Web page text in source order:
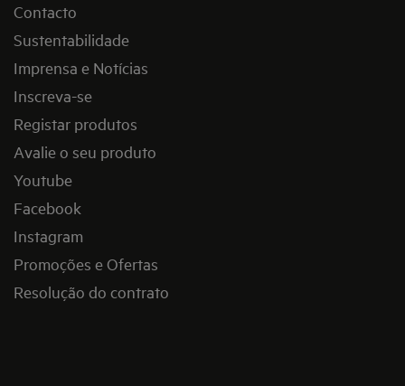
Contacto
Sustentabilidade
Imprensa e Notícias
Inscreva-se
Registar produtos
Avalie o seu produto
Youtube
Facebook
Instagram
Promoções e Ofertas
Resolução do contrato